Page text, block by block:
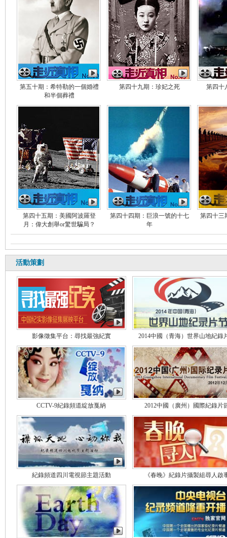
第五十期：希特勒的一個婚禮
和半個葬禮
第四十九期：珍妃之死 第四十
第四十五期：美國阿波羅登
月：偉大創舉or驚世騙局？
第四十四期：巨浪一號的十七
年
第四十三
活動策劃
影像徵集平台：尋找最強紀實 2014中國（青海）世界山地紀錄
CCTV-9紀錄頻道綻放戛納 2012中國（廣州）國際紀錄片
紀錄頻道四川電視節主題活動 《春晚》紀錄片攝製組尋人啟